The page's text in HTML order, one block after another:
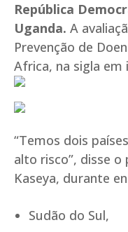
República
Uganda. A
Prevenção de
Africa, na sigla em
“Temos dois
alto risco”, disse o
Kaseya, durante
Sudão do Sul,